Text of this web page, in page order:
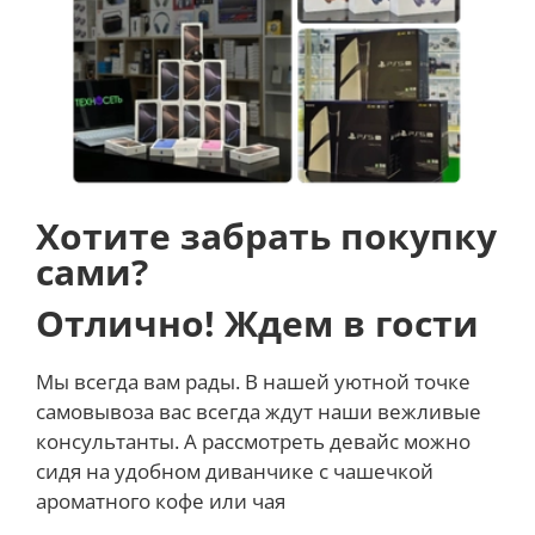
порции, а именно 40 мл и 110 мл. Вы можете
регулировать количество экстрагируемого кофе
нажав кнопку
Простая установка
Покрытие в этой кофемашине используется магнит.
удаления. Тем самым экономя время и усилия. будь
то приготовление кофе или уборка
Хотите забрать покупку
сами?
Отлично! Ждем в гости
Мы всегда вам рады. В нашей уютной точке
самовывоза вас всегда ждут наши вежливые
консультанты. А рассмотреть девайс можно
сидя на удобном диванчике с чашечкой
ароматного кофе или чая